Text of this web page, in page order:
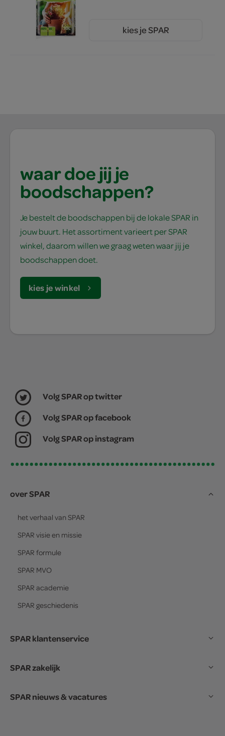
kies je SPAR
waar doe jij je
boodschappen?
Je bestelt de boodschappen bij de lokale SPAR in
jouw buurt. Het assortiment varieert per SPAR
winkel, daarom willen we graag weten waar jij je
boodschappen doet.
kies je winkel
Volg SPAR op twitter
Volg SPAR op facebook
Volg SPAR op instagram
over SPAR
het verhaal van SPAR
SPAR visie en missie
SPAR formule
SPAR MVO
SPAR academie
SPAR geschiedenis
SPAR klantenservice
SPAR zakelijk
SPAR nieuws & vacatures